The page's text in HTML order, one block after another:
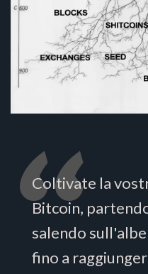
Coltivate la
Bitcoin,
salendo
fino a